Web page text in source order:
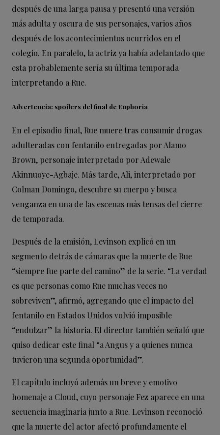
después de una larga pausa y presentó una versión
más adulta y oscura de sus personajes, varios años
después de los acontecimientos ocurridos en el
colegio. En paralelo, la actriz ya había adelantado que
esta probablemente sería su última temporada
interpretando a Rue.
Advertencia: spoilers del final de Euphoria
En el episodio final, Rue muere tras consumir drogas
adulteradas con fentanilo entregadas por Alamo
Brown, personaje interpretado por Adewale
Akinnuoye-Agbaje. Más tarde, Ali, interpretado por
Colman Domingo, descubre su cuerpo y busca
venganza en una de las escenas más tensas del cierre
de temporada.
Después de la emisión, Levinson explicó en un
segmento detrás de cámaras que la muerte de Rue
“siempre fue parte del camino” de la serie. “La verdad
es que personas como Rue muchas veces no
sobreviven”, afirmó, agregando que el impacto del
fentanilo en Estados Unidos volvió imposible
“endulzar” la historia. El director también señaló que
quiso dedicar este final “a Angus y a quienes nunca
tuvieron una segunda oportunidad”.
El capítulo incluyó además un breve y emotivo
homenaje a Cloud, cuyo personaje Fez aparece en una
secuencia imaginaria junto a Rue. Levinson reconoció
que la muerte del actor afectó profundamente el